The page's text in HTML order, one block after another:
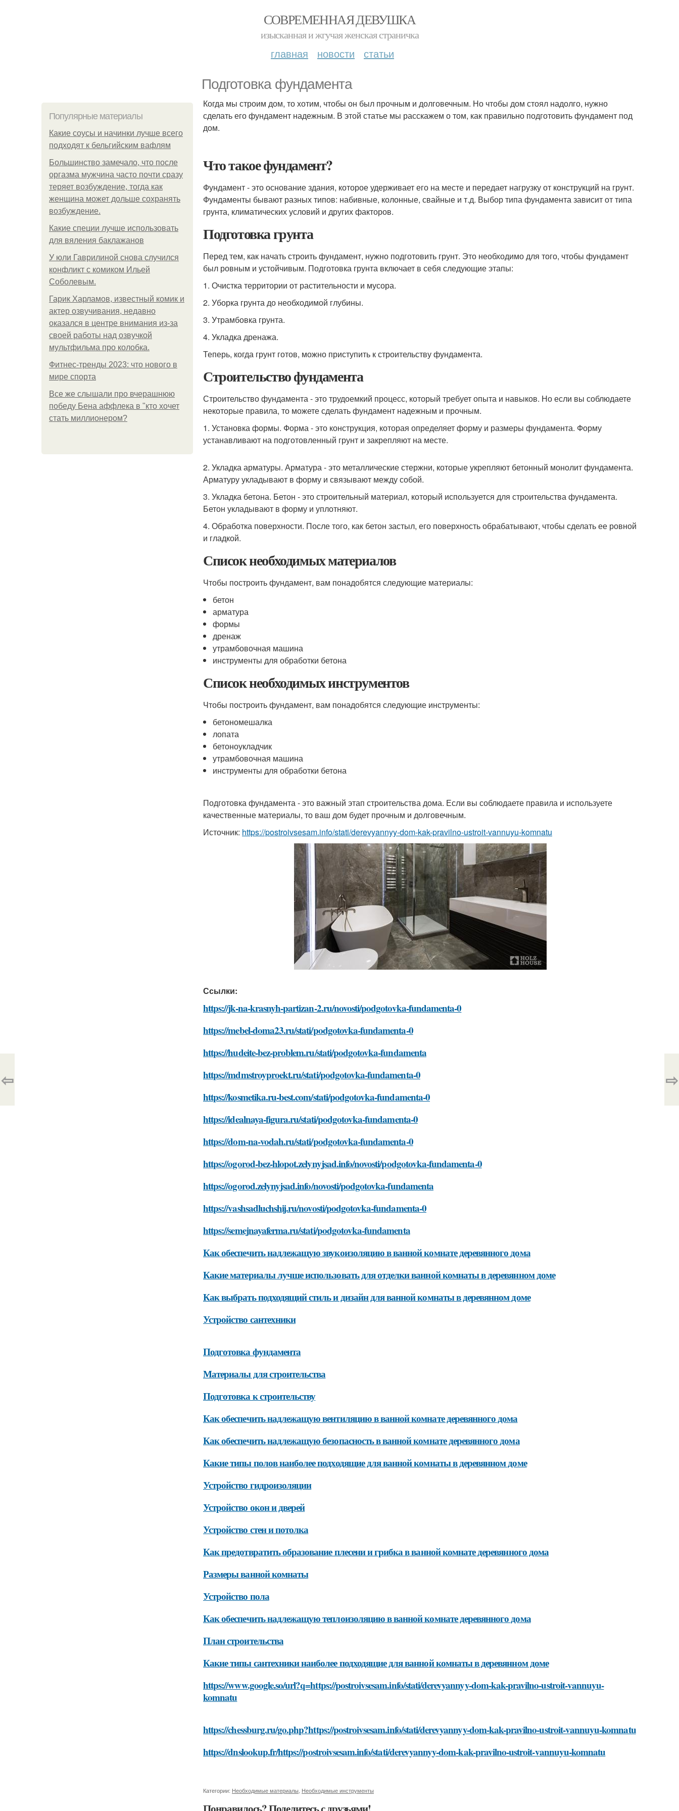
СОВРЕМЕННАЯ ДЕВУШКА
изысканная и жгучая женская страничка
главная новости статьи
Подготовка фундамента
Популярные материалы
Какие соусы и начинки лучше всего
подходят к бельгийским вафлям
Большинство замечало, что после
оргазма мужчина часто почти сразу
теряет возбуждение, тогда как
женщина может дольше сохранять
возбуждение.
Какие специи лучше использовать
для вяления баклажанов
У юли Гаврилиной снова случился
конфликт с комиком Ильей
Соболевым.
Гарик Харламов, известный комик и
актер озвучивания, недавно
оказался в центре внимания из-за
своей работы над озвучкой
мультфильма про колобка.
Фитнес-тренды 2023: что нового в
мире спорта
Все же слышали про вчерашнюю
победу Бена аффлека в "кто хочет
стать миллионером?
Когда мы строим дом, то хотим, чтобы он был прочным и долговечным. Но чтобы дом стоял надолго, нужно
сделать его фундамент надежным. В этой статье мы расскажем о том, как правильно подготовить фундамент под
дом.
Что такое фундамент?
Фундамент - это основание здания, которое удерживает его на месте и передает нагрузку от конструкций на грунт.
Фундаменты бывают разных типов: набивные, колонные, свайные и т.д. Выбор типа фундамента зависит от типа
грунта, климатических условий и других факторов.
Подготовка грунта
Перед тем, как начать строить фундамент, нужно подготовить грунт. Это необходимо для того, чтобы фундамент
был ровным и устойчивым. Подготовка грунта включает в себя следующие этапы:
1. Очистка территории от растительности и мусора.
2. Уборка грунта до необходимой глубины.
3. Утрамбовка грунта.
4. Укладка дренажа.
Теперь, когда грунт готов, можно приступить к строительству фундамента.
Строительство фундамента
Строительство фундамента - это трудоемкий процесс, который требует опыта и навыков. Но если вы соблюдаете
некоторые правила, то можете сделать фундамент надежным и прочным.
1. Установка формы. Форма - это конструкция, которая определяет форму и размеры фундамента. Форму
устанавливают на подготовленный грунт и закрепляют на месте.
2. Укладка арматуры. Арматура - это металлические стержни, которые укрепляют бетонный монолит фундамента.
Арматуру укладывают в форму и связывают между собой.
3. Укладка бетона. Бетон - это строительный материал, который используется для строительства фундамента.
Бетон укладывают в форму и уплотняют.
4. Обработка поверхности. После того, как бетон застыл, его поверхность обрабатывают, чтобы сделать ее ровной
и гладкой.
Список необходимых материалов
Чтобы построить фундамент, вам понадобятся следующие материалы:
бетон
арматура
формы
дренаж
утрамбовочная машина
инструменты для обработки бетона
Список необходимых инструментов
Чтобы построить фундамент, вам понадобятся следующие инструменты:
бетономешалка
лопата
бетоноукладчик
утрамбовочная машина
инструменты для обработки бетона
Подготовка фундамента - это важный этап строительства дома. Если вы соблюдаете правила и используете
качественные материалы, то ваш дом будет прочным и долговечным.
Источник: https://postroivsesam.info/stati/derevyannyy-dom-kak-pravilno-ustroit-vannuyu-komnatu
Ссылки:
https://jk-na-krasnyh-partizan-2.ru/novosti/podgotovka-fundamenta-0
https://mebel-doma23.ru/stati/podgotovka-fundamenta-0
https://hudeite-bez-problem.ru/stati/podgotovka-fundamenta
https://mdmstroyproekt.ru/stati/podgotovka-fundamenta-0
https://kosmetika.ru-best.com/stati/podgotovka-fundamenta-0
https://idealnaya-figura.ru/stati/podgotovka-fundamenta-0
https://dom-na-vodah.ru/stati/podgotovka-fundamenta-0
https://ogorod-bez-hlopot.zelynyjsad.info/novosti/podgotovka-fundamenta-0
https://ogorod.zelynyjsad.info/novosti/podgotovka-fundamenta
https://vashsadluchshij.ru/novosti/podgotovka-fundamenta-0
https://semejnayaferma.ru/stati/podgotovka-fundamenta
Как обеспечить надлежащую звукоизоляцию в ванной комнате деревянного дома
Какие материалы лучше использовать для отделки ванной комнаты в деревянном доме
Как выбрать подходящий стиль и дизайн для ванной комнаты в деревянном доме
Устройство сантехники
Подготовка фундамента
Материалы для строительства
Подготовка к строительству
Как обеспечить надлежащую вентиляцию в ванной комнате деревянного дома
Как обеспечить надлежащую безопасность в ванной комнате деревянного дома
Какие типы полов наиболее подходящие для ванной комнаты в деревянном доме
Устройство гидроизоляции
Устройство окон и дверей
Устройство стен и потолка
Как предотвратить образование плесени и грибка в ванной комнате деревянного дома
Размеры ванной комнаты
Устройство пола
Как обеспечить надлежащую теплоизоляцию в ванной комнате деревянного дома
План строительства
Какие типы сантехники наиболее подходящие для ванной комнаты в деревянном доме
https://www.google.so/url?q=https://postroivsesam.info/stati/derevyannyy-dom-kak-pravilno-ustroit-vannuyu-
komnatu
https://chessburg.ru/go.php?https://postroivsesam.info/stati/derevyannyy-dom-kak-pravilno-ustroit-vannuyu-komnatu
https://dnslookup.fr/https://postroivsesam.info/stati/derevyannyy-dom-kak-pravilno-ustroit-vannuyu-komnatu
Категории: Необходимые материалы Необходимые инструменты
⇦ ⇨